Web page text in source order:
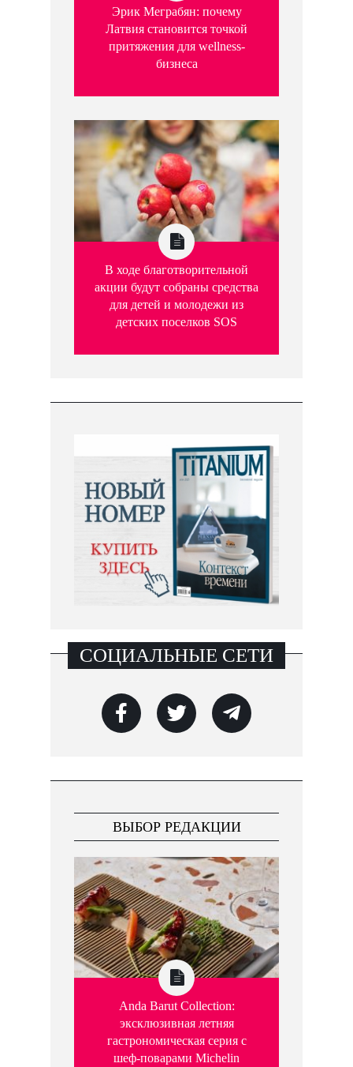
Эрик Меграбян: почему
Латвия становится точкой
притяжения для wellness-
бизнеса
В ходе благотворительной
акции будут собраны средства
для детей и молодежи из
детских поселков SOS
СОЦИАЛЬНЫЕ СЕТИ
ВЫБОР РЕДАКЦИИ
Anda Barut Collection:
эксклюзивная летняя
гастрономическая серия с
шеф-поварами Michelin